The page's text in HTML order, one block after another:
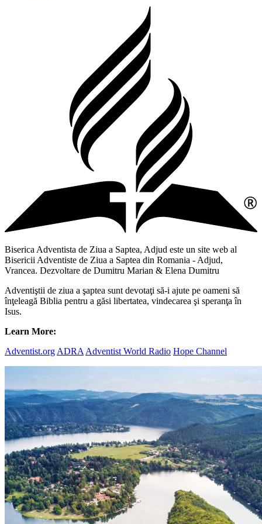
Biserica Adventista de Ziua a Saptea, Adjud este un site web al
Bisericii Adventiste de Ziua a Saptea din Romania - Adjud,
Vrancea. Dezvoltare de Dumitru Marian & Elena Dumitru
Adventiştii de ziua a şaptea sunt devotaţi să-i ajute pe oameni să
înţeleagă Biblia pentru a găsi libertatea, vindecarea şi speranţa în
Isus.
Learn More:
Adventist.org ADRA Adventist World Radio Hope Channel